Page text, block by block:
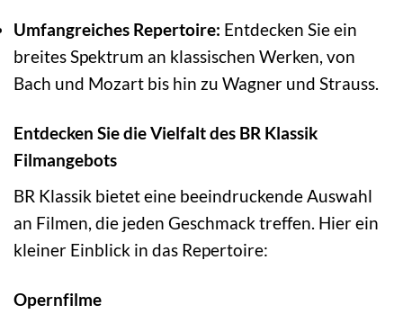
Umfangreiches Repertoire: Entdecken Sie ein
breites Spektrum an klassischen Werken, von
Bach und Mozart bis hin zu Wagner und Strauss.
Entdecken Sie die Vielfalt des BR Klassik
Filmangebots
BR Klassik bietet eine beeindruckende Auswahl
an Filmen, die jeden Geschmack treffen. Hier ein
kleiner Einblick in das Repertoire:
Opernfilme